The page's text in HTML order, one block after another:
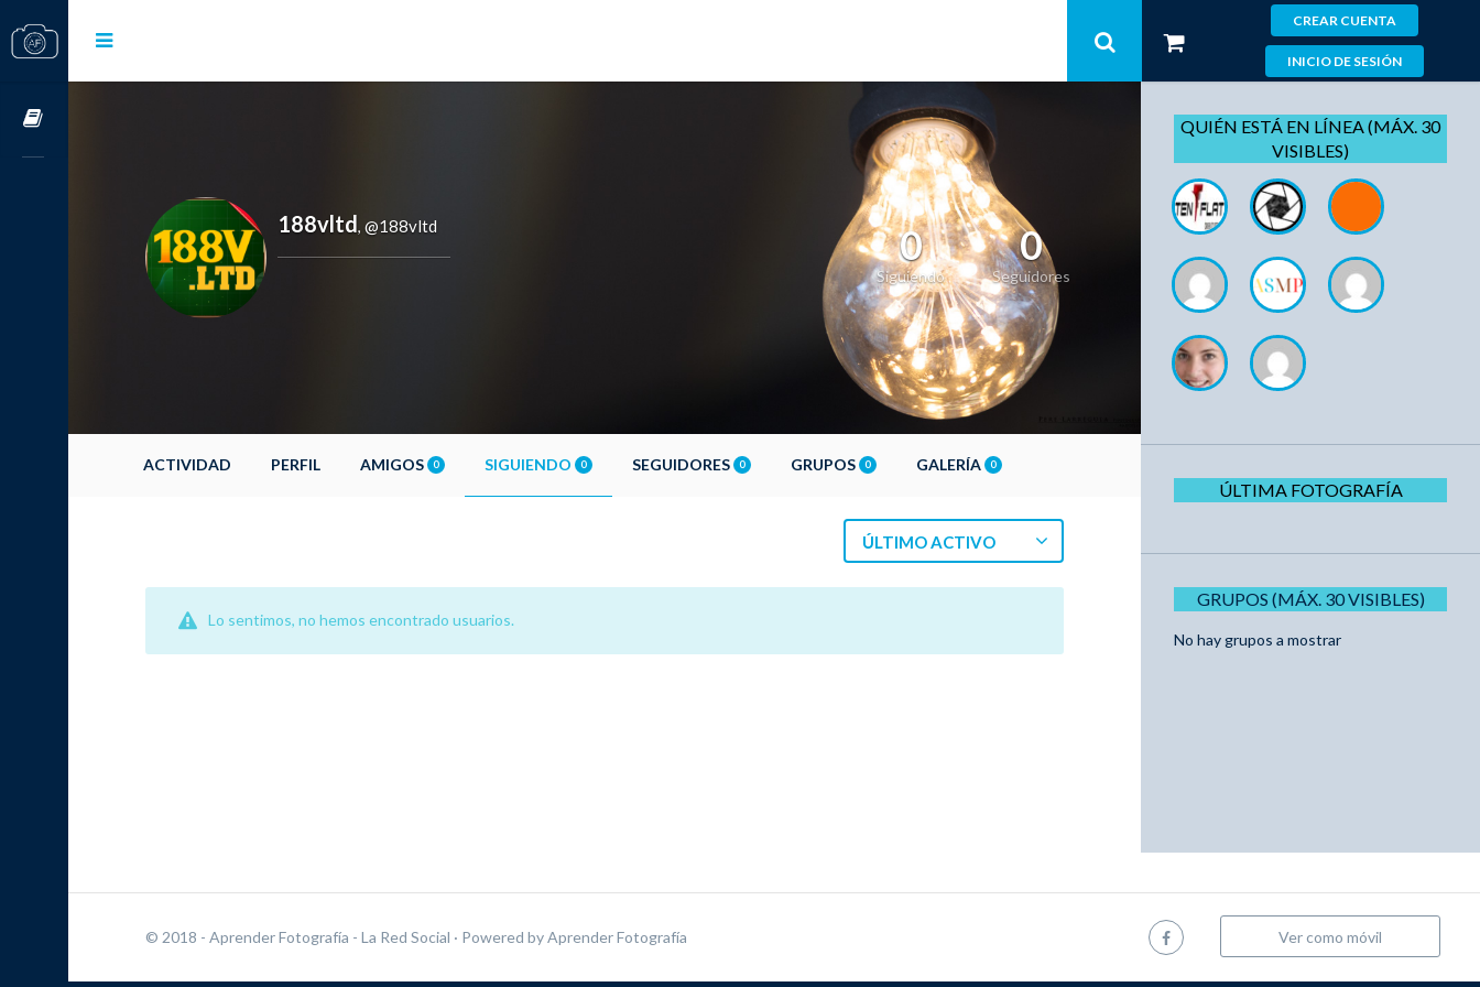
CREAR CUENTA
INICIO DE SESIÓN
188vltd, @188vltd 0
Siguiendo
0
Seguidores
ACTIVIDAD PERFIL AMIGOS 0 SIGUIENDO 0 SEGUIDORES 0 GRUPOS 0 GALERÍA 0
ÚLTIMO ACTIVO
Lo sentimos, no hemos encontrado usuarios.
QUIÉN ESTÁ EN LÍNEA (MÁX. 30
VISIBLES)
ÚLTIMA FOTOGRAFÍA
GRUPOS (MÁX. 30 VISIBLES)
No hay grupos a mostrar
© 2018 - Aprender Fotografía - La Red Social · Powered byAprender Fotografía